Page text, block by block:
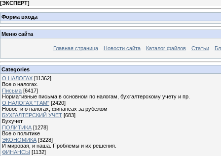
[ЭКСПЕРТ]
Форма входа
Меню сайта
Главная страница Новости сайта Каталог файлов Статьи
Categories
О НАЛОГАХ [11362]
Все о налогах.
Письма [6417]
Нормативные письма в основном по налогам, бухгалтерскому учету и пр.
О НАЛОГАХ "ТАМ" [2420]
Новости о налогах, финансах за рубежом
БУХГАЛТЕРСКИЙ УЧЕТ [683]
Бухучет
ПОЛИТИКА [1278]
Все о политике
ЭКОНОМИКА [3228]
И мировая, и наша. Проблемы и их решения.
ФИНАНСЫ [1132]